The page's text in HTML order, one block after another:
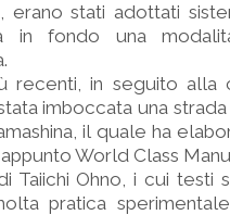
erano stati adottati
in fondo una
recenti, in seguito alla
imboccata una
il quale ha
World Class
Taiichi Ohno, i cui
pratica